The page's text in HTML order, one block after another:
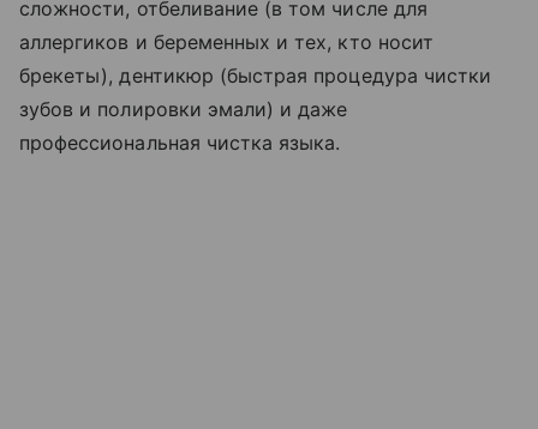
сложности, отбеливание (в том числе для
аллергиков и беременных и тех, кто носит
брекеты), дентикюр (быстрая процедура чистки
зубов и полировки эмали) и даже
профессиональная чистка языка.